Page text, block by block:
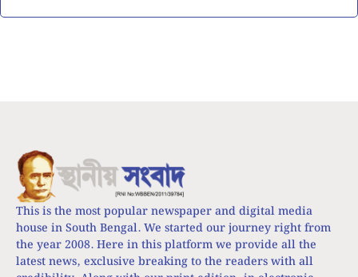
This is the most popular newspaper and digital media
house in South Bengal. We started our journey right from
the year 2008. Here in this platform we provide all the
latest news, exclusive breaking to the readers with all